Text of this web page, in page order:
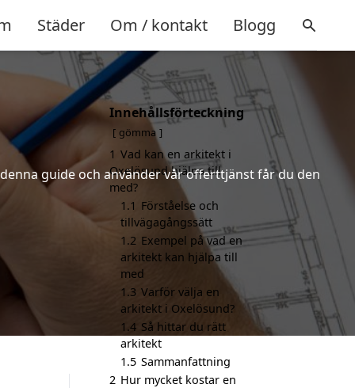
Städer Om / kontakt Blogg
guide och använder vår offerttjänst får du den
Innehållsförteckning
gömma
1 Vad kan en arkitekt i
Oxelösund hjälpa till
med?
1.1 Förståelse och
tillvägagångssätt
1.2 Exempel på vad en
arkitekt kan hjälpa till
med
1.3 Varför välja en
arkitekt i Oxelösund?
1.4 Så hittar du rätt
arkitekt
1.5 Sammanfattning
2 Hur mycket kostar en